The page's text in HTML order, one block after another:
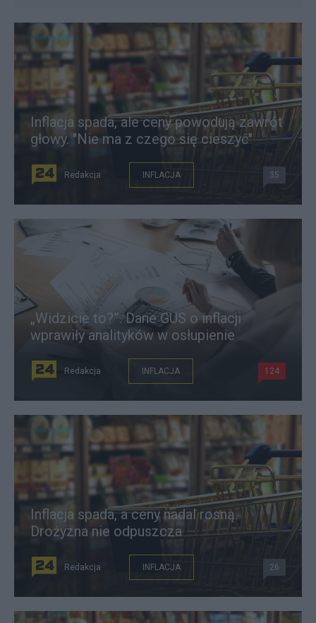
Inflacja spada, ale ceny powodują zawrót
głowy. "Nie ma z czego się cieszyć"
Redakcja INFLACJA 35
„Widzicie to?”. Dane GUS o inflacji
wprawiły analityków w osłupienie
Redakcja INFLACJA 124
Inflacja spada, a ceny nadal rosną.
Drożyzna nie odpuszcza
Redakcja INFLACJA 26